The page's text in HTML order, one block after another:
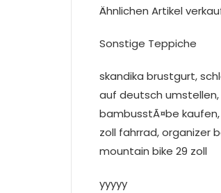
Ähnlichen Artikel
Sonstige Teppiche
skandika brustgurt,
auf deutsch umstellen,
bambusstÃ¤be
zoll fahrrad, organizer
mountain bike 29 zoll
yyyyy